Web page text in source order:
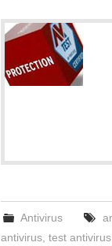
Antivirus
antivirus test antivirus